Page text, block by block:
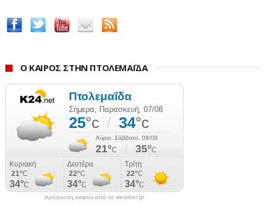
Ο ΚΑΙΡΟΣ ΣΤΗΝ ΠΤΟΛΕΜΑΪΔΑ
πρόγνωση καιρού από το weather.gr